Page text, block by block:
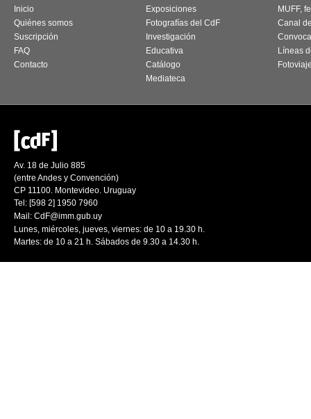
Inicio
Quiénes somos
Suscripción
FAQ
Contacto
Exposiciones
Fotografías del CdF
Investigación
Educativa
Catálogo
Mediateca
MUFF,
Canal
Líneas
Av. 18 de Julio 885
(entre Andes y Convención)
CP 11100. Montevideo. Uruguay
Tel: [598 2] 1950 7960
Mail: CdF@imm.gub.uy
Lunes, miércoles, jueves, viernes: de 10 a 19.30 h.
Martes: de 10 a 21 h. Sábados de 9.30 a 14.30 h.